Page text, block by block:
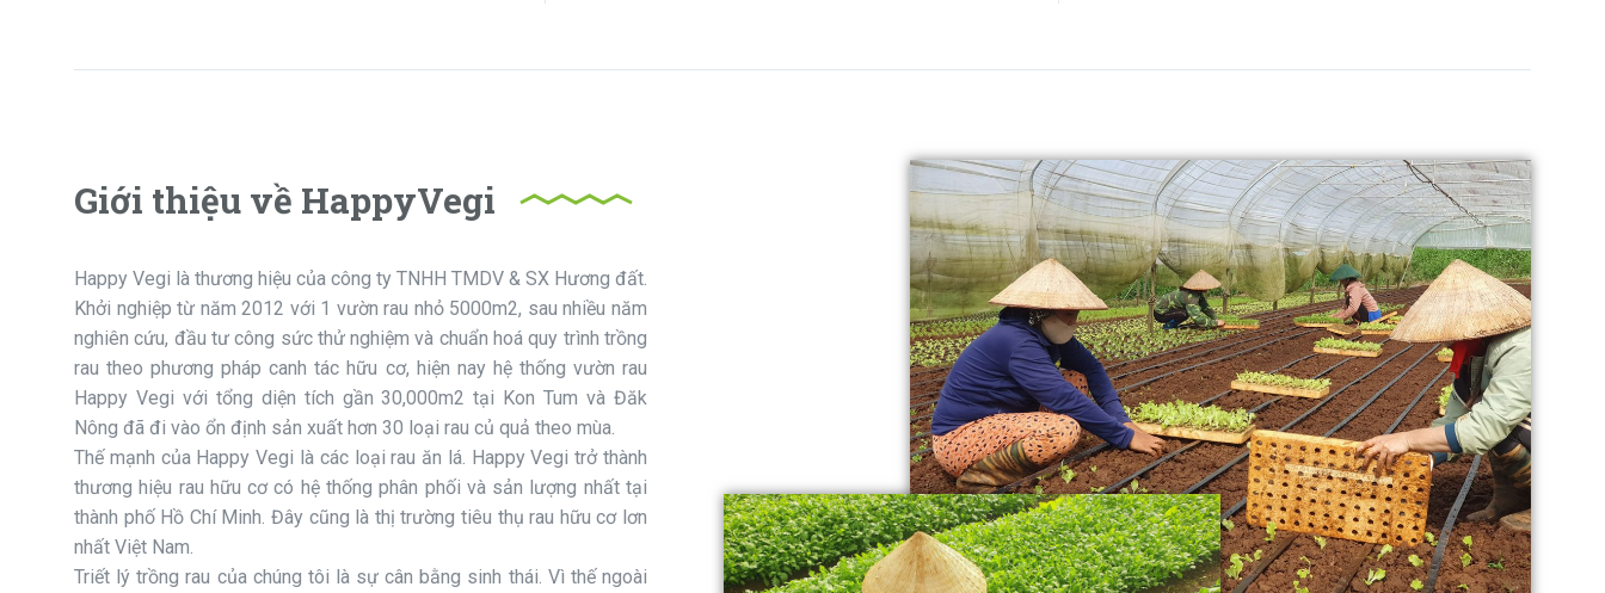
Giới thiệu về HappyVegi
Happy Vegi là thương hiệu của công ty TNHH TMDV & SX Hương đất.
Khởi nghiệp từ năm 2012 với 1 vườn rau nhỏ 5000m2, sau nhiều năm
nghiên cứu, đầu tư công sức thử nghiệm và chuẩn hoá quy trình trồng
rau theo phương pháp canh tác hữu cơ, hiện nay hệ thống vườn rau
Happy Vegi với tổng diện tích gần 30,000m2 tại Kon Tum và Đăk
Nông đã đi vào ổn định sản xuất hơn 30 loại rau củ quả theo mùa.
Thế mạnh của Happy Vegi là các loại rau ăn lá. Happy Vegi trở thành
thương hiệu rau hữu cơ có hệ thống phân phối và sản lượng nhất tại
thành phố Hồ Chí Minh. Đây cũng là thị trường tiêu thụ rau hữu cơ lơn
nhất Việt Nam.
Triết lý trồng rau của chúng tôi là sự cân bằng sinh thái. Vì thế ngoài